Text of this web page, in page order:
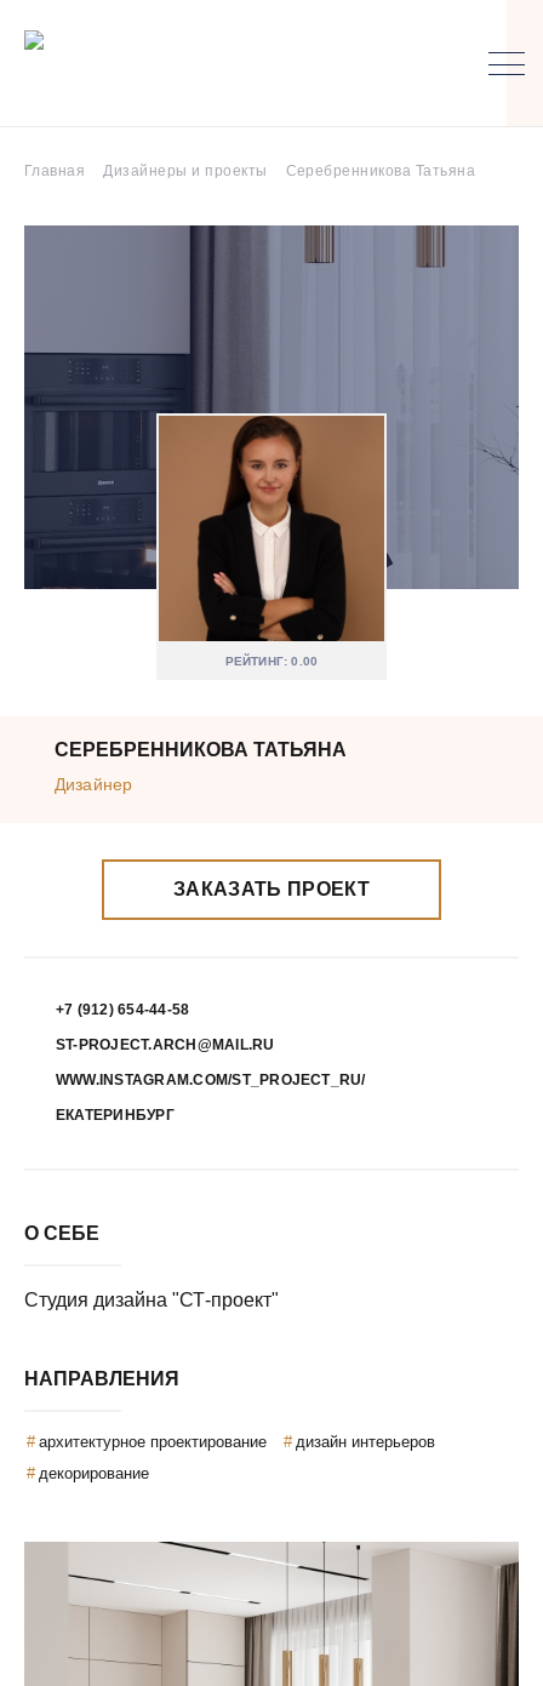
Главная Дизайнеры и проекты Серебренникова Татьяна
РЕЙТИНГ: 0.00
СЕРЕБРЕННИКОВА ТАТЬЯНА
Дизайнер
ЗАКАЗАТЬ ПРОЕКТ
+7 (912) 654-44-58
ST-PROJECT.ARCH@MAIL.RU
WWW.INSTAGRAM.COM/ST_PROJECT_RU/
ЕКАТЕРИНБУРГ
О СЕБЕ
Студия дизайна "СТ-проект"
НАПРАВЛЕНИЯ
архитектурное проектирование
дизайн интерьеров
декорирование